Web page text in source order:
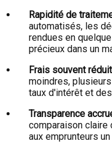
Rapidité de
automatisés, les
rendues en
précieux dans un
Frais souvent
moindres,
taux d'intérêt et
Transparence
comparaison claire
aux emprunteurs